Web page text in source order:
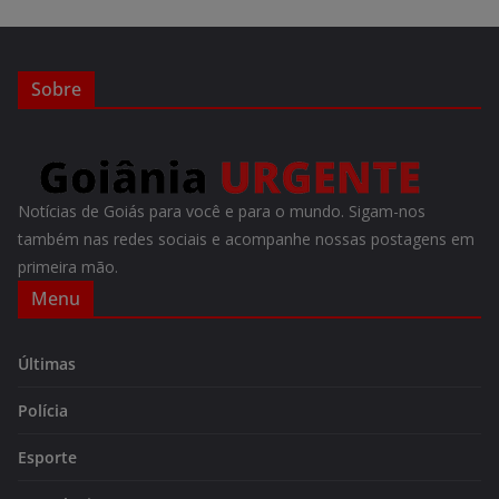
Sobre
Notícias de Goiás para você e para o mundo. Sigam-nos
também nas redes sociais e acompanhe nossas postagens em
primeira mão.
Menu
Últimas
Polícia
Esporte